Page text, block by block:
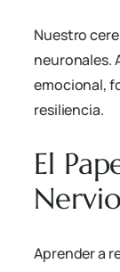
Nuestro
neuronales.
emocional,
resiliencia.
El
Aprender a